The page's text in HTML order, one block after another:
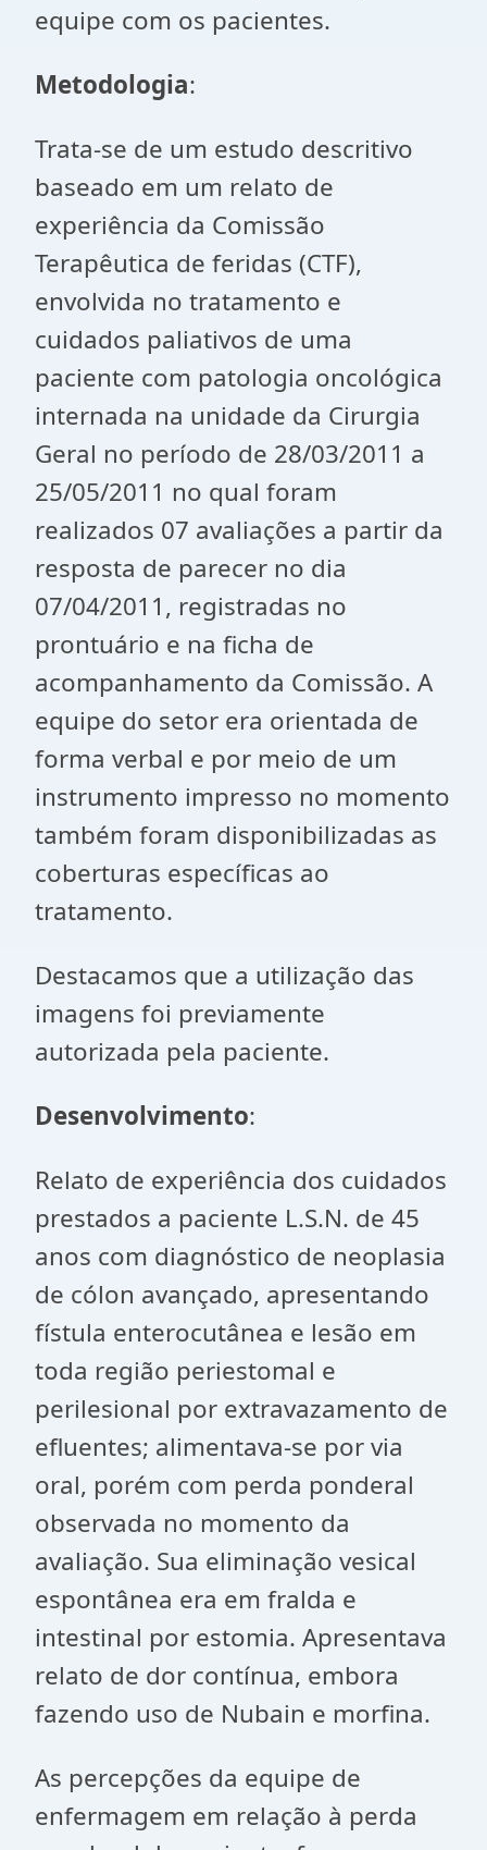
equipe com os pacientes.
Metodologia:
Trata-se de um estudo descritivo
baseado em um relato de
experiência da Comissão
Terapêutica de feridas (CTF),
envolvida no tratamento e
cuidados paliativos de uma
paciente com patologia oncológica
internada na unidade da Cirurgia
Geral no período de 28/03/2011 a
25/05/2011 no qual foram
realizados 07 avaliações a partir da
resposta de parecer no dia
07/04/2011, registradas no
prontuário e na ficha de
acompanhamento da Comissão. A
equipe do setor era orientada de
forma verbal e por meio de um
instrumento impresso no momento
também foram disponibilizadas as
coberturas específicas ao
tratamento.
Destacamos que a utilização das
imagens foi previamente
autorizada pela paciente.
Desenvolvimento:
Relato de experiência dos cuidados
prestados a paciente L.S.N. de 45
anos com diagnóstico de neoplasia
de cólon avançado, apresentando
fístula enterocutânea e lesão em
toda região periestomal e
perilesional por extravazamento de
efluentes; alimentava-se por via
oral, porém com perda ponderal
observada no momento da
avaliação. Sua eliminação vesical
espontânea era em fralda e
intestinal por estomia. Apresentava
relato de dor contínua, embora
fazendo uso de Nubain e morfina.
As percepções da equipe de
enfermagem em relação à perda